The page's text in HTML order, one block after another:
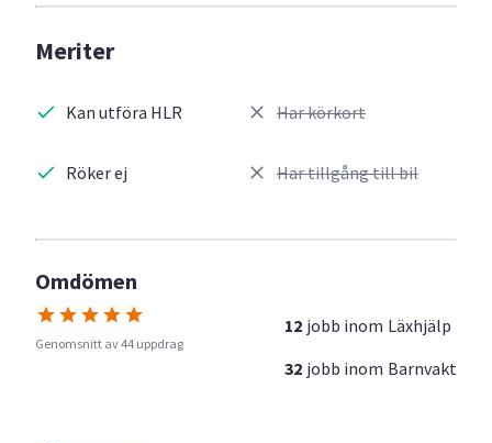
Meriter
Kan utföra HLR
Röker ej
Har körkort
Har tillgång till bil
Omdömen
Genomsnitt av 44 uppdrag
12 jobb inom Läxhjälp
32 jobb inom Barnvakt